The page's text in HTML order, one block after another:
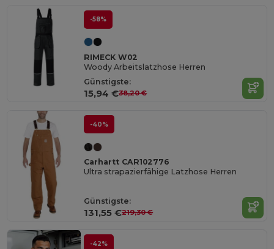
-58%
RIMECK W02
Woody Arbeitslatzhose Herren
Günstigste:
15,94 €38,20 €
-40%
Carhartt CAR102776
Ultra strapazierfähige Latzhose Herren
Günstigste:
131,55 €219,30 €
-42%